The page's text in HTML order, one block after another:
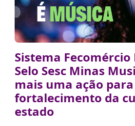
Sistema Fecomércio
Selo Sesc Minas
mais uma ação
fortalecimento da
estado